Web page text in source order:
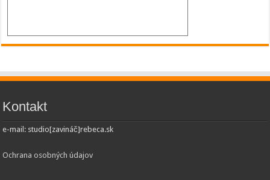
Kontakt
e-mail: studio[zavináč]rebeca.sk
Ochrana osobných údajov